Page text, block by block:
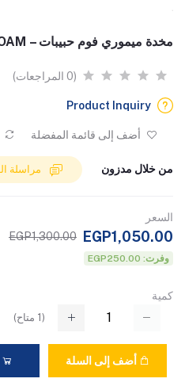
مخدة ميموري فوم حبيبات – FREE FOAM
(0 المراجعات)
Product Inquiry
أضف إلى قائمة المفضلة
من خلال مدزون
السعر
EGP1,050.00
EGP1,300.00
وفرت: EGP250.00
كمية
(
1 متاح)
أضف إلى السلة